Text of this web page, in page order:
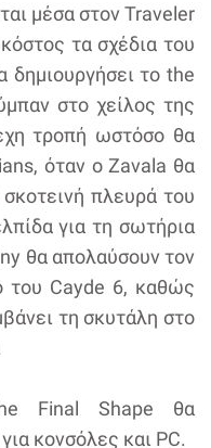
μέσα στον Traveler
τα σχέδια του
δημιουργήσει το the
στο χείλος της
τροπή ωστόσο θα
όταν ο Zavala θα
πλευρά του
για τη σωτήρια
θα απολαύσουν τον
του Cayde 6, καθώς
τη σκυτάλη στο
Final Shape θα
κονσόλες και PC.